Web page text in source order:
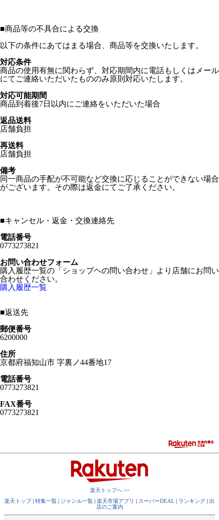
■商品等の不具合による交換
以下の条件にあてはまる場合、商品等を交換いたします。
対応条件
商品の使用有無に関わらず、対応期間内に電話もしくはメール
にてご連絡いただいたもののみ原則対応いたします。
対応可能期間
商品到着後7日以内にご連絡をいただいた場合
返品送料
店舗負担
再送料
店舗負担
備考
同一商品の手配が不可能など交換に応じることができない場合
がございます。その際は返金にてご了承ください。
■キャンセル・返金・交換連絡先
電話番号
0773273821
お問い合わせフォーム
購入履歴一覧の「ショップヘの問い合わせ」より店舗にお問い
合わせください。
購入履歴一覧
■返送先
郵便番号
6200000
住所
京都府福知山市 字裏ノ44番地17
電話番号
0773273821
FAX番号
0773273821
楽天トップへ >>
楽天トップ| 特集一覧 | ジャンル一覧 | 楽天市場アプリ | スーパーDEAL | ランキング | 出
店のご案内